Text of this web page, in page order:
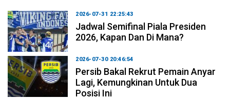
2026-07-31 22:25:43
Jadwal Semifinal Piala Presiden
2026, Kapan Dan Di Mana?
2026-07-30 20:46:54
Persib Bakal Rekrut Pemain Anyar
Lagi, Kemungkinan Untuk Dua
Posisi Ini